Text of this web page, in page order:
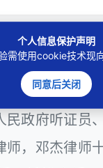
，法律硕士，
师事务所，律
。邓杰律
民政府听证员
师，邓杰律师
个人信息保护声明
需使用cookie技术现
同意后关闭